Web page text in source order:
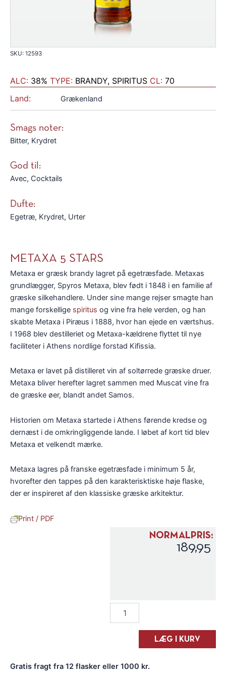
SKU: 12593
ALC: 38% TYPE: BRANDY, SPIRITUS CL: 70
Land:
Grækenland
Smags noter:
Bitter, Krydret
God til:
Avec, Cocktails
Dufte:
Egetræ, Krydret, Urter
METAXA 5 STARS
Metaxa er græsk brandy lagret på egetræsfade. Metaxas
grundlægger, Spyros Metaxa, blev født i 1848 i en familie af
græske silkehandlere. Under sine mange rejser smagte han
mange forskellige spiritus og vine fra hele verden, og han
skabte Metaxa i Piræus i 1888, hvor han ejede en værtshus.
I 1968 blev destilleriet og Metaxa-kældrene flyttet til nye
faciliteter i Athens nordlige forstad Kifissia.
Metaxa er lavet på distilleret vin af soltørrede græske druer.
Metaxa bliver herefter lagret sammen med Muscat vine fra
de græske øer, blandt andet Samos.
Historien om Metaxa startede i Athens førende kredse og
dernæst i de omkringliggende lande. I løbet af kort tid blev
Metaxa et velkendt mærke.
Metaxa lagres på franske egetræsfade i minimum 5 år,
hvorefter den tappes på den karakterisktiske høje flaske,
der er inspireret af den klassiske græske arkitektur.
Print / PDF
NORMALPRIS:
189,95
LÆG I KURV
Gratis fragt fra 12 flasker eller 1000 kr.